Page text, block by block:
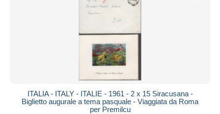
ITALIA - ITALY - ITALIE - 1961 - 2 x 15 Siracusana -
Biglietto augurale a tema pasquale - Viaggiata da Roma
per Premilcu